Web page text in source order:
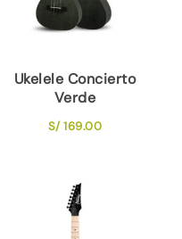
Ukelele Concierto
Verde
S/169.00